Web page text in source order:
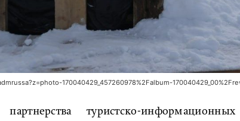
170040429_457260978%2Falbum-
партнерства туристско-